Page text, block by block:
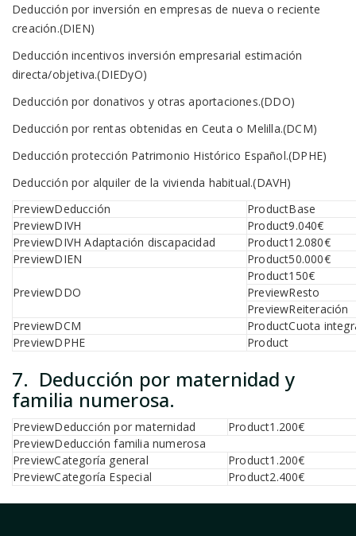
Deducción por inversión en empresas de nueva o reciente
creación.(DIEN)
Deducción incentivos inversión empresarial estimación
directa/objetiva.(DIEDyO)
Deducción por donativos y otras aportaciones.(DDO)
Deducción por rentas obtenidas en Ceuta o Melilla.(DCM)
Deducción protección Patrimonio Histórico Español.(DPHE)
Deducción por alquiler de la vivienda habitual.(DAVH)
Deducción
Base
DIVH
9.040€
DIVH Adaptación discapacidad
12.080€
DIEN
50.000€
DDO
150€
Resto
Reiteración
DCM
Cuota
DPHE
7. Deducción por maternidad y
familia numerosa.
Deducción por maternidad
1.200€
Deducción familia numerosa
Categoría general
1.200€
Categoría Especial
2.400€